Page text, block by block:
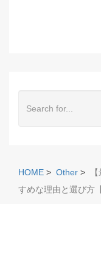
HOME > Other >
すめな理由と選び方